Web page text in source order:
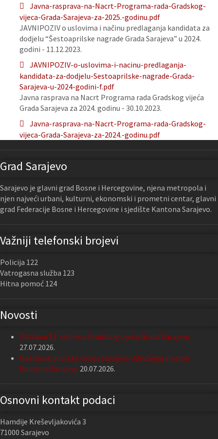
Javna-rasprava-na-Nacrt-Programa-rada-Gradskog-
vijeca-Grada-Sarajeva-za-2025.-godinu.pdf
JAVNIPOZIV o uslovima i načinu predlaganja kandidata za
dodjelu “Šestoaprilske nagrade Grada Sarajeva” u 2024.
godini - 11.12.2023.
JAVNIPOZIV-o-uslovima-i-nacinu-predlaganja-
kandidata-za-dodjelu-Sestoaprilske-nagrade-Grada-
Sarajeva-u-2024-godini-f.pdf
Javna rasprava na Nacrt Programa rada Gradskog vijeća
Grada Sarajeva za 2024. godinu - 30.10.2023.
Javna-rasprava-na-Nacrt-Programa-rada-Gradskog-
vijeca-Grada-Sarajeva-za-2024.-godinu.pdf
Grad Sarajevo
Sarajevo je glavni grad Bosne i Hercegovine, njena metropola i
njen najveći urbani, kulturni, ekonomski i prometni centar, glavni
grad Federacije Bosne i Hercegovine i sjedište Kantona Sarajevo.
Važniji telefonski brojevi
Policija 122
Vatrogasna služba 123
Hitna pomoć 124
Novosti
Održana 13. sjednica Gradskog vijeća Grada Sarajeva
27.07.2026.
Nastavak podrške Grada Sarajeva Udruženju slijepih
Kantona Sarajevo 20.07.2026.
Osnovni kontakt podaci
Hamdije Kreševljakovića 3
71000 Sarajevo